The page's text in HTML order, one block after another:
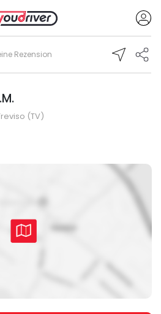
Rezension
(TV)